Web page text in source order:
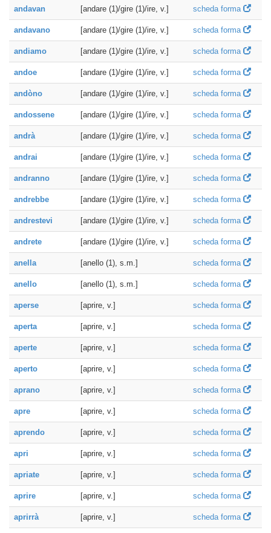
andavan [andare (1)/gire (1)/ire, v.] scheda forma
andavano [andare (1)/gire (1)/ire, v.] scheda forma
andiamo [andare (1)/gire (1)/ire, v.] scheda forma
andoe [andare (1)/gire (1)/ire, v.] scheda forma
andòno [andare (1)/gire (1)/ire, v.] scheda forma
andossene [andare (1)/gire (1)/ire, v.] scheda forma
andrà [andare (1)/gire (1)/ire, v.] scheda forma
andrai [andare (1)/gire (1)/ire, v.] scheda forma
andranno [andare (1)/gire (1)/ire, v.] scheda forma
andrebbe [andare (1)/gire (1)/ire, v.] scheda forma
andrestevi [andare (1)/gire (1)/ire, v.] scheda forma
andrete [andare (1)/gire (1)/ire, v.] scheda forma
anella [anello (1), s.m.] scheda forma
anello [anello (1), s.m.] scheda forma
aperse [aprire, v.] scheda forma
aperta [aprire, v.] scheda forma
aperte [aprire, v.] scheda forma
aperto [aprire, v.] scheda forma
aprano [aprire, v.] scheda forma
apre [aprire, v.] scheda forma
aprendo [aprire, v.] scheda forma
apri [aprire, v.] scheda forma
apriate [aprire, v.] scheda forma
aprire [aprire, v.] scheda forma
aprirrà [aprire, v.] scheda forma